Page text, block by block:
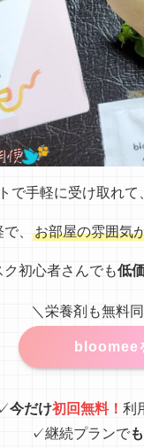
で手軽に受け取れて
、 お部屋の雰囲気
初心者さんでも低
＼栄養剤も無料
bloomee
今だけ初回無料！ 利
✓継続プランで